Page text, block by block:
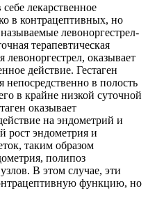
лекарственное
в контрацептивных, но
левоноргестрел-
терапевтическая
оказывает
действие. Гестаген
непосредственно в полость
в крайне низкой суточной
оказывает
на эндометрий и
рост эндометрия и
таким образом
полипоз
В этом случае, эти
функцию, но